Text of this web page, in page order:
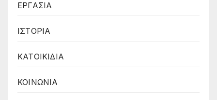
ΕΡΓΑΣΙΑ
ΙΣΤΟΡΙΑ
ΚΑΤΟΙΚΙΔΙΑ
ΚΟΙΝΩΝΙΑ